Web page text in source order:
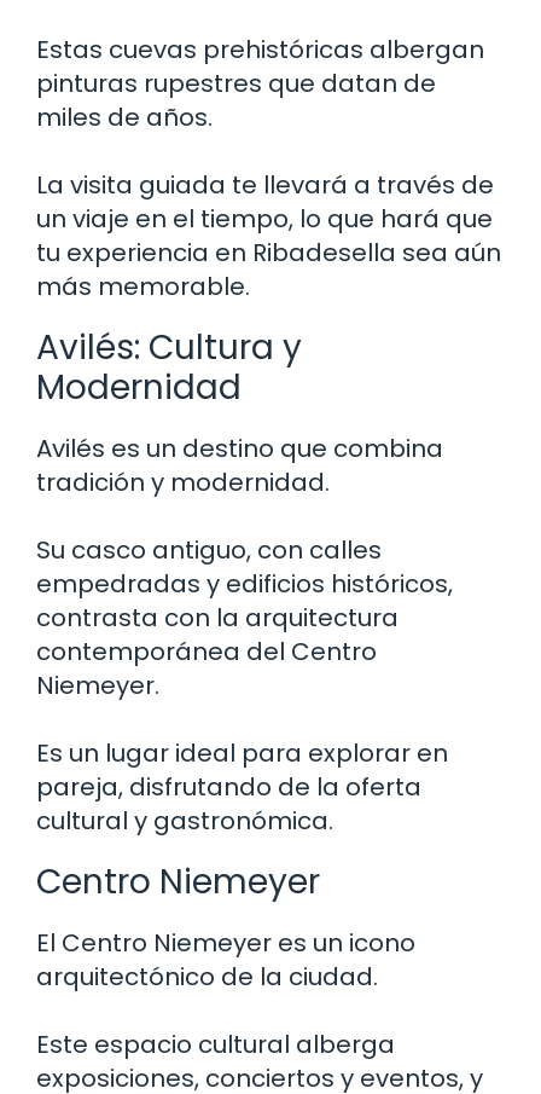
Estas cuevas prehistóricas albergan
pinturas rupestres que datan de
miles de años.
La visita guiada te llevará a través de
un viaje en el tiempo, lo que hará que
tu experiencia en Ribadesella sea aún
más memorable.
Avilés: Cultura y
Modernidad
Avilés es un destino que combina
tradición y modernidad.
Su casco antiguo, con calles
empedradas y edificios históricos,
contrasta con la arquitectura
contemporánea del Centro
Niemeyer.
Es un lugar ideal para explorar en
pareja, disfrutando de la oferta
cultural y gastronómica.
Centro Niemeyer
El Centro Niemeyer es un icono
arquitectónico de la ciudad.
Este espacio cultural alberga
exposiciones, conciertos y eventos, y